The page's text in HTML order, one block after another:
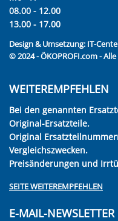
08.00 - 12.00
13.00 - 17.00
Design & Umsetzung: IT-
© 2024 - ÖKOPROFI.com -
WEITEREMPFEHLEN
Bei den genannten
Original-Ersatzteile.
Original
Vergleichszwecken.
Preisänderungen und
SEITE WEITEREMPFEHLEN
E-MAIL-NEWSLETTER